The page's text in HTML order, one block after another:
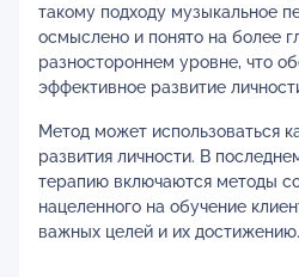
такому подходу музыкальное
осмыслено и понято на более
разностороннем уровне, что
эффективное развитие
Метод может использоваться
развития личности. В
терапию включаются методы
нацеленного на обучение
важных целей и их достижению.